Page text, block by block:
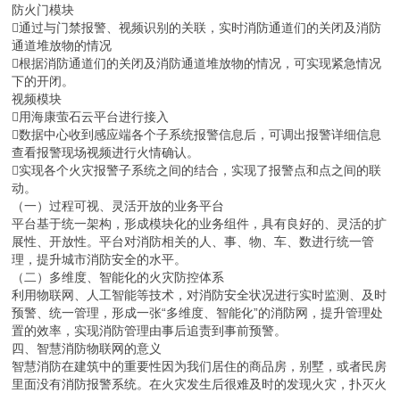
防火门模块
通过与门禁报警、视频识别的关联，实时消防通道们的关闭及消防
通道堆放物的情况
根据消防通道们的关闭及消防通道堆放物的情况，可实现紧急情况
下的开闭。
视频模块
用海康萤石云平台进行接入
数据中心收到感应端各个子系统报警信息后，可调出报警详细信息
查看报警现场视频进行火情确认。
实现各个火灾报警子系统之间的结合，实现了报警点和点之间的联
动。
（一）过程可视、灵活开放的业务平台
平台基于统一架构，形成模块化的业务组件，具有良好的、灵活的扩
展性、开放性。平台对消防相关的人、事、物、车、数进行统一管
理，提升城市消防安全的水平。
（二）多维度、智能化的火灾防控体系
利用物联网、人工智能等技术，对消防安全状况进行实时监测、及时
预警、统一管理，形成一张“多维度、智能化”的消防网，提升管理处
置的效率，实现消防管理由事后追责到事前预警。
四、智慧消防物联网的意义
智慧消防在建筑中的重要性因为我们居住的商品房，别墅，或者民房
里面没有消防报警系统。在火灾发生后很难及时的发现火灾，扑灭火